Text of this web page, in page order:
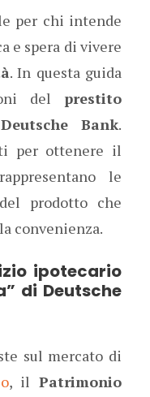
per chi intende
e spera di vivere
. In questa guida
del prestito
Bank.
per ottenere il
le
prodotto che
convenienza.
ipotecario
di Deutsche
sul mercato di
, il Patrimonio